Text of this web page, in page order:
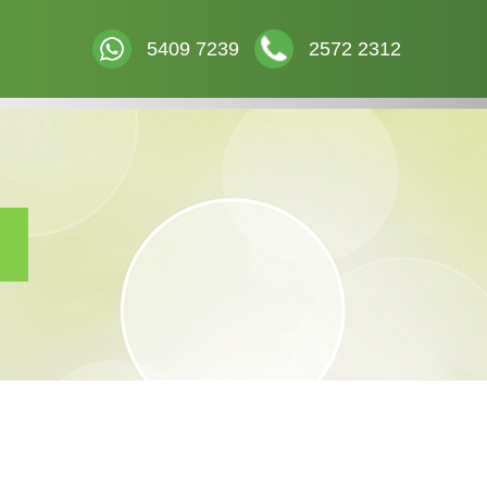
5409 7239 2572 2312